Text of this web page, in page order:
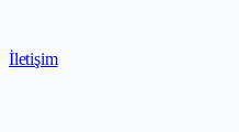
İletişim